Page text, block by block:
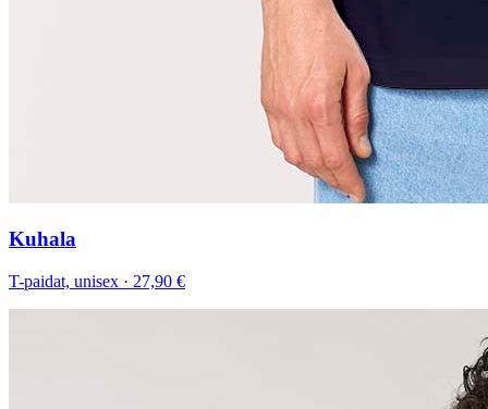
Kuhala
T-paidat, unisex · 27,90 €